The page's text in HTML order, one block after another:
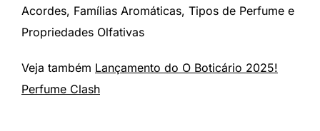
Acordes, Famílias Aromáticas, Tipos de Perfume e
Propriedades Olfativas
Veja também Lançamento do O Boticário 2025!
Perfume Clash